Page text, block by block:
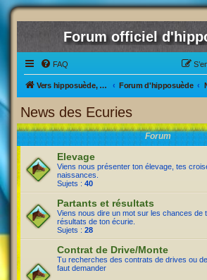
Forum officiel
FAQ
Vers hipposuède, le jeu ! Forum d'hipposuède
News des Ecuries
Forum
Elevage
Viens nous présenter ton élevage, tes
naissances.
Sujets : 40
Partants et résultats
Viens nous dire un mot sur les chances de
résultats de ton écurie.
Sujets : 28
Contrat de Drive/Monte
Tu recherches des contrats de drives ou
faut demander